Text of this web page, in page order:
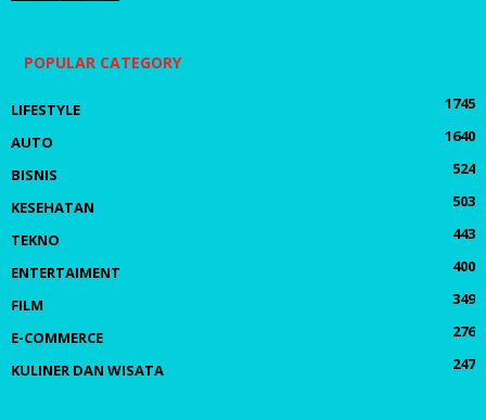
POPULAR CATEGORY
LIFESTYLE
1745
AUTO
1640
BISNIS
524
KESEHATAN
503
TEKNO
443
ENTERTAIMENT
400
FILM
349
E-COMMERCE
276
KULINER DAN WISATA
247